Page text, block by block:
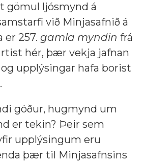
gömul ljósmynd á
við Minjasafnið á
257. gamla myndin frá
hér, þær vekja jafnan
upplýsingar hafa borist
góður, hugmynd um
er tekin? Þeir sem
upplýsingum eru
þær til Minjasafnsins